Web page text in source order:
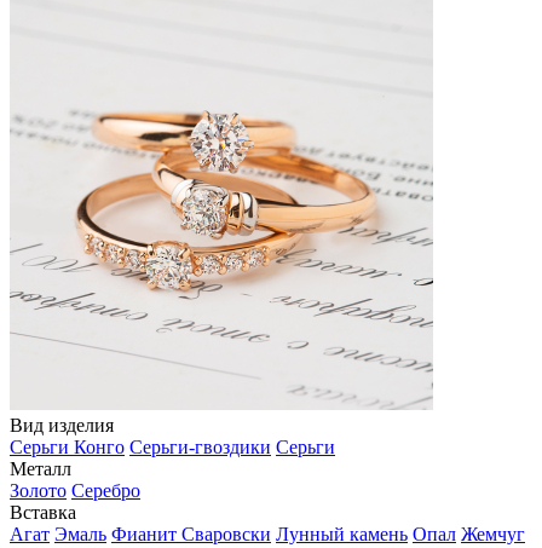
Вид изделия
Серьги Конго Серьги-гвоздики Серьги
Металл
Золото Серебро
Вставка
Агат Эмаль Фианит Сваровски Лунный камень Опал Жемчуг